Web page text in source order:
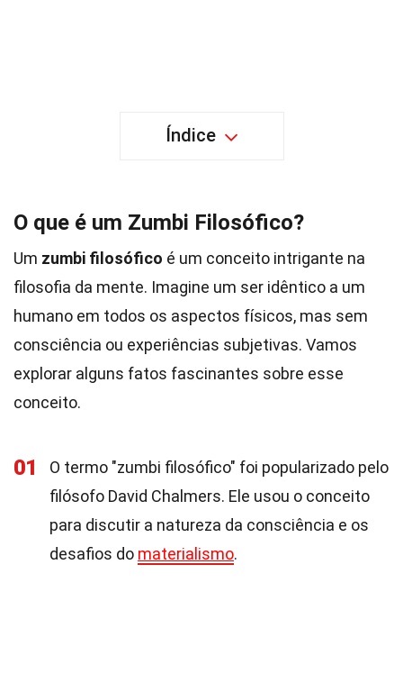
Índice
O que é um Zumbi Filosófico?
Um zumbi filosófico é um conceito intrigante na
filosofia da mente. Imagine um ser idêntico a um
humano em todos os aspectos físicos, mas sem
consciência ou experiências subjetivas. Vamos
explorar alguns fatos fascinantes sobre esse
conceito.
01
O termo "zumbi filosófico" foi popularizado pelo
filósofo David Chalmers. Ele usou o conceito
para discutir a natureza da consciência e os
desafios do materialismo.